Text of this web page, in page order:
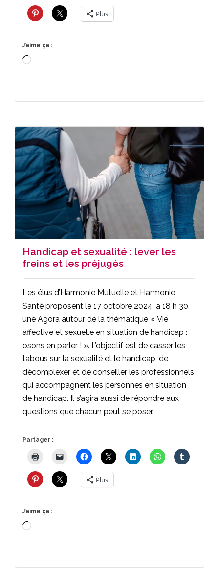
Plus
J’aime ça :
Chargement…
Handicap et sexualité : lever les
freins et les préjugés
Les élus d’Harmonie Mutuelle et Harmonie
Santé proposent le 17 octobre 2024, à 18 h 30,
une Agora autour de la thématique « Vie
affective et sexuelle en situation de handicap :
osons en parler ! ». L’objectif est de casser les
tabous sur la sexualité et le handicap, de
décomplexer et de conseiller les professionnels
qui accompagnent les personnes en situation
de handicap. Il s’agira aussi de répondre aux
questions que chacun peut se poser.
Partager :
Plus
J’aime ça :
Chargement…